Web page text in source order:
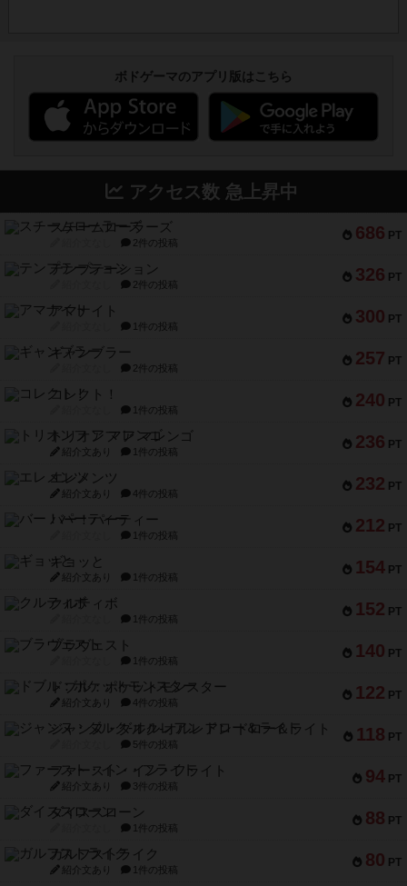
ボドゲーマのアプリ版はこちら
アクセス数 急上昇中
686 PT
スチームローラーズ
2件の投稿
326 PT
テンプテーション
2件の投稿
300 PT
アマナイト
1件の投稿
257 PT
ギャンブラー
2件の投稿
240 PT
コレクト！
1件の投稿
236 PT
トリオンフ ア マレンゴ
紹介文あり 1件の投稿
232 PT
エレメンツ
紹介文あり 4件の投稿
212 PT
バー！パーティー
1件の投稿
154 PT
ギョッと
紹介文あり 1件の投稿
152 PT
クルティボ
1件の投稿
140 PT
ブラヴェスト
1件の投稿
122 PT
ドブル：ポケットモンスター
紹介文あり 4件の投稿
118 PT
ジャンヌ・ダルク-オルレアン ドロー＆ライト
5件の投稿
94 PT
ファースト・イン・フライト
紹介文あり 3件の投稿
88 PT
ダイススローン
1件の投稿
80 PT
ガルフストライク
紹介文あり 1件の投稿